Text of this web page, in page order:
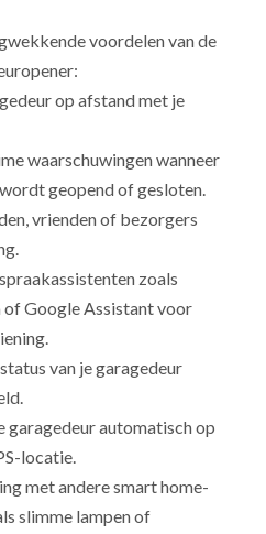
voordelen van de
op afstand met je
waarschuwingen wanneer
geopend of gesloten.
vrienden of bezorgers
zoals
of Google Assistant voor
van je garagedeur
garagedeur automatisch op
locatie.
met andere smart home-
slimme lampen of